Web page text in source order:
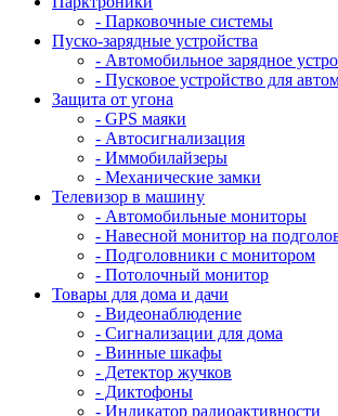
- Парковочные системы
Пуско-зарядные устройства
- Автомобильное зарядное
- Пусковое устройство для
Защита от угона
- GPS маяки
- Автосигнализация
- Иммобилайзеры
- Механические замки
Телевизор в машину
- Автомобильные мониторы
- Навесной монитор на
- Подголовники с монитором
- Потолочный монитор
Товары для дома и дачи
- Видеонаблюдение
- Сигнализации для дома
- Винные шкафы
- Детектор жучков
- Диктофоны
- Индикатор радиоактивности